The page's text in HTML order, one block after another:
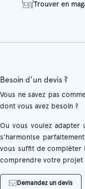
Trouver en
Besoin d'un devis ?
Vous ne savez pas
dont vous avez besoin ?
Ou vous voulez
s'harmonise
vous suffit de compléter
comprendre votre projet
Demandez un devis